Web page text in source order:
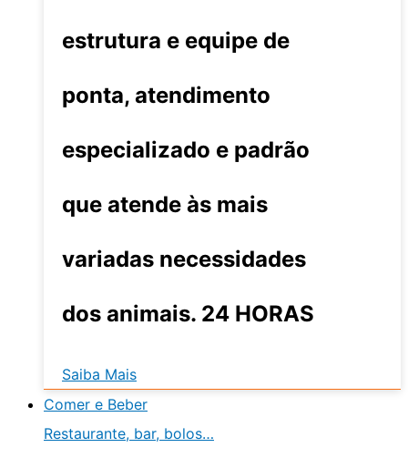
estrutura e equipe de
ponta, atendimento
especializado e padrão
que atende às mais
variadas necessidades
dos animais. 24 HORAS
Saiba Mais
Comer e Beber
Restaurante, bar, bolos…